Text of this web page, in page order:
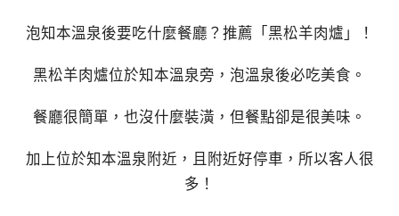
泡知本溫泉後要吃什麼餐廳？推薦「黑松羊肉爐」！
黑松羊肉爐位於知本溫泉旁，泡溫泉後必吃美食。
餐廳很簡單，也沒什麼裝潢，但餐點卻是很美味。
加上位於知本溫泉附近，且附近好停車，所以客人很
多！